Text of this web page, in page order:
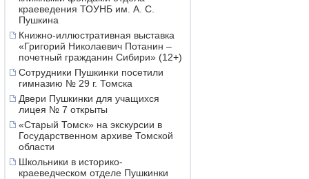
краеведения ТОУНБ им. А. С.
Пушкина
Книжно-иллюстративная выставка
«Григорий Николаевич Потанин –
почетный гражданин Сибири» (12+)
Сотрудники Пушкинки посетили
гимназию № 29 г. Томска
Двери Пушкинки для учащихся
лицея № 7 открыты
«Старый Томск» на экскурсии в
Государственном архиве Томской
области
Школьники в историко-
краеведческом отделе Пушкинки